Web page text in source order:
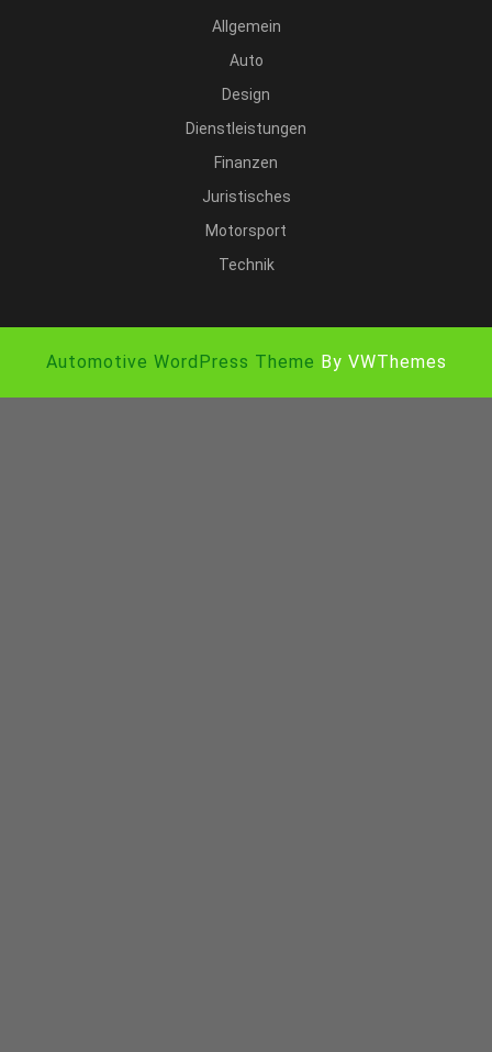
Allgemein
Auto
Design
Dienstleistungen
Finanzen
Juristisches
Motorsport
Technik
Automotive WordPress Theme By VWThemes